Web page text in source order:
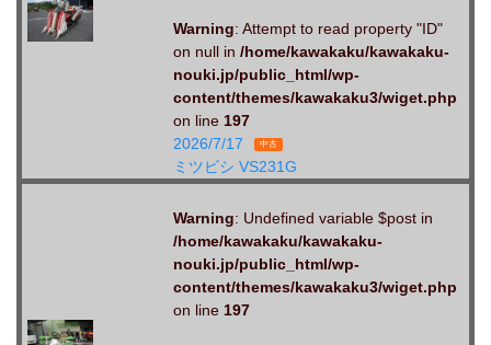
Warning: Attempt to read property "ID"
on null in /home/kawakaku/kawakaku-
nouki.jp/public_html/wp-
content/themes/kawakaku3/wiget.php
on line 197
2026/7/17
中古
ミツビシ VS231G
Warning: Undefined variable $post in
/home/kawakaku/kawakaku-
nouki.jp/public_html/wp-
content/themes/kawakaku3/wiget.php
on line 197